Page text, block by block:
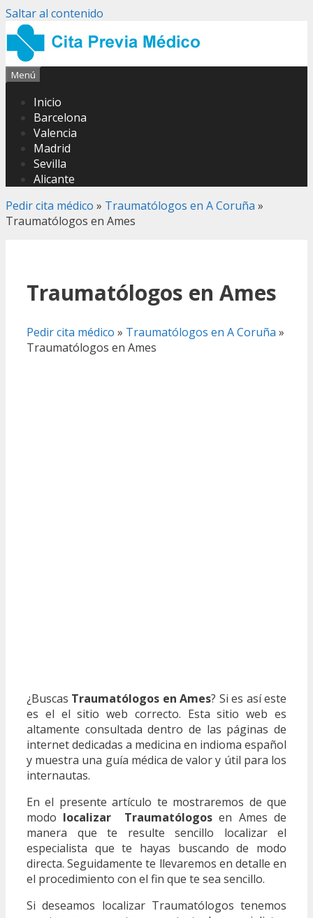
Saltar al contenido
Menú
Inicio
Barcelona
Valencia
Madrid
Sevilla
Alicante
Pedir cita médico » Traumatólogos en A Coruña »
Traumatólogos en Ames
Traumatólogos en Ames
Pedir cita médico » Traumatólogos en A Coruña »
Traumatólogos en Ames
¿Buscas Traumatólogos en Ames? Si es así este
es el el sitio web correcto. Esta sitio web es
altamente consultada dentro de las páginas de
internet dedicadas a medicina en indioma español
y muestra una guía médica de valor y útil para los
internautas.
En el presente artículo te mostraremos de que
modo localizar Traumatólogos en Ames de
manera que te resulte sencillo localizar el
especialista que te hayas buscando de modo
directa. Seguidamente te llevaremos en detalle en
el procedimiento con el fin que te sea sencillo.
Si deseamos localizar Traumatólogos tenemos